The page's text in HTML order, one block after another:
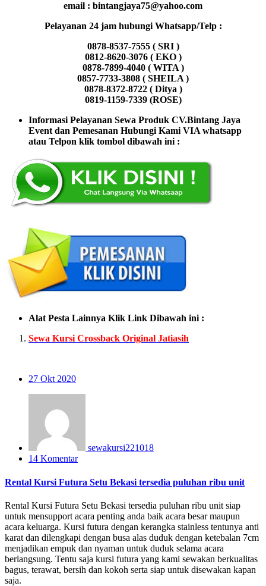
email : bintangjaya75@yahoo.com
Pelayanan 24 jam hubungi Whatsapp/Telp :
0878-8537-7555 ( SRI )
0812-8620-3076 ( EKO )
0878-7899-4040 ( WITA )
0857-7733-3808 ( SHEILA )
0878-8372-8722 ( Ditya )
0819-1159-7339 (ROSE)
Informasi Pelayanan Sewa Produk CV.Bintang Jaya
Event dan Pemesanan Hubungi Kami VIA whatsapp
atau Telpon klik tombol dibawah ini :
Alat Pesta Lainnya Klik Link Dibawah ini :
Sewa Kursi Crossback Original Jatiasih
27 Okt 2020
sewakursi221018
14 Komentar
Rental Kursi Futura Setu Bekasi tersedia puluhan ribu unit
Rental Kursi Futura Setu Bekasi tersedia puluhan ribu unit siap
untuk mensupport acara penting anda baik acara besar maupun
acara keluarga. Kursi futura dengan kerangka stainless tentunya anti
karat dan dilengkapi dengan busa alas duduk dengan ketebalan 7cm
menjadikan empuk dan nyaman untuk duduk selama acara
berlangsung. Tentu saja kursi futura yang kami sewakan berkualitas
bagus, terawat, bersih dan kokoh serta siap untuk disewakan kapan
saja.